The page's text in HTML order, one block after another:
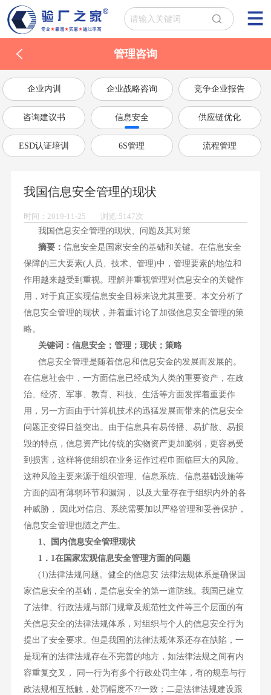
管理咨询
企业内训 企业战略咨询 竞争企业报告
咨询建议书 信息安全 供应链优化
ESD认证培训 6S管理 流程管理
我国信息安全管理的现状
时间：2019-11-25 浏览:5147次
我国信息安全管理的现状、问题及其对策
摘要：信息安全是国家安全的基础和关键。在信息安全
保障的三大要素(人员、技术、管理)中，管理要素的地位和
作用越来越受到重视。理解并重视管理对信息安全的关键作
用，对于真正实现信息安全目标来说尤其重要。本文分析了
信息安全管理的现状，并着重讨论了加强信息安全管理的策
略。
关键词：信息安全；管理；现状；策略
信息安全管理是随着信息和信息安金的发展而发展的。
在信息社会中，一方面信息已经成为人类的重要资产，在政
治、经济、军事、教育、科技、生活等方面发挥着重要作
用，另一方面由于计算机技术的迅猛发展而带来的信息安全
问题正变得日益突出。由于信息具有易传播、易扩散、易损
毁的特点，信息资产比传统的实物资产更加脆弱，更容易受
到损害，这样将使组织在业务运作过程巾面临巨大的风险。
这种风险主要来源于组织管理、信息系统、信息基础设施等
方面的固有薄弱环节和漏洞， 以及大量存在于组织内外的各
种威胁， 因此对信启、系统需要加以严格管理和妥善保护，
信息安全管理也随之产生。
1、国内信息安全管理现状
1．1在国家宏观信息安全管理方面的问题
(1)法律法规问题。健全的信息安 法律法规体系是确保国
家信息安全的基础，是信息安全的第一道防线。我国已建立
了法律、行政法规与部门规章及规范性文件等三个层面的有
关信息安全的法律法规体系，对组织与个人的信息安全行为
提出了安全要求。但是我国的法律法规体系还存在缺陷，一
是现有的法律法规存在不完善的地方，如法律法规之间有内
容重复交叉， 同一行为有多个行政处罚主体，有的规章与行
政法规相互抵触，处罚幅度不??一致；二是法律法规建设跟